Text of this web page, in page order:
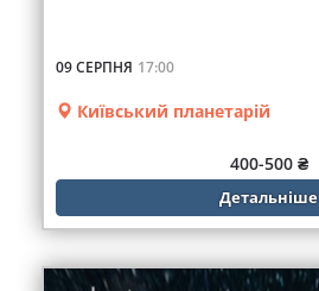
09 СЕРПНЯ 17:00
Київський планетарій
400-500 ₴
Детальніше